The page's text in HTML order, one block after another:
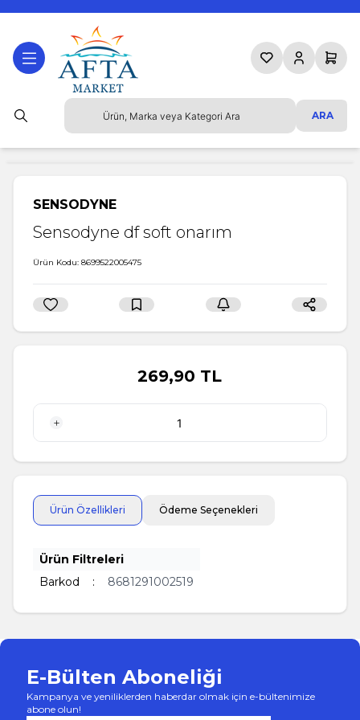
ARA
Favorilerim
HesabımSepetim
SENSODYNE
Sensodyne df soft onarım
Ürün Kodu: 8699522005475
269,90 TL
Ürün Özellikleri Ödeme Seçenekleri
Ürün Filtreleri
Barkod
: 8681291002519
E-Bülten Aboneliği
Kampanya ve yeniliklerden haberdar olmak için e-bültenimize
abone olun!